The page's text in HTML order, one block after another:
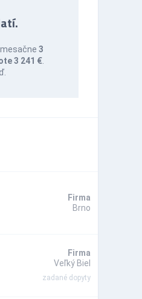
3
3 241 €.
Firma
Brno
Firma
Veľký Biel
zadané dopyty